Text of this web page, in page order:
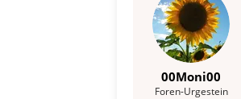
00Moni00
Foren-Urgestein